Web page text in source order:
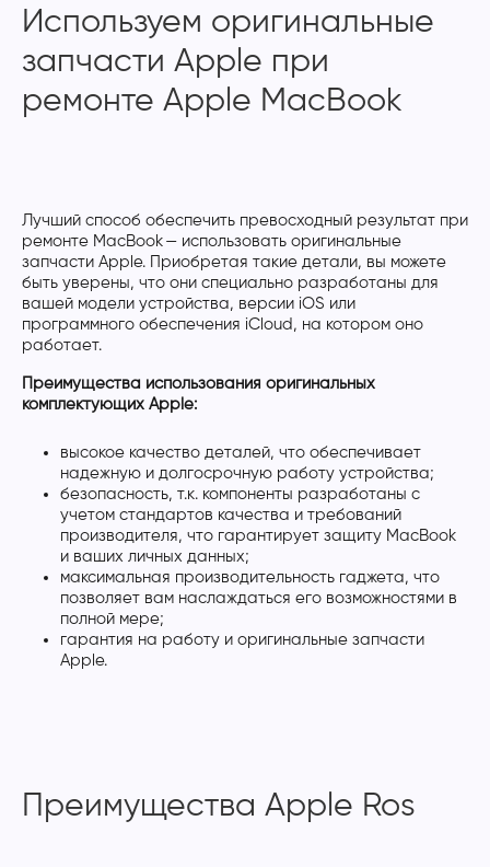
Используем оригинальные
запчасти Apple при
ремонте Apple MacBook
Лучший способ обеспечить превосходный результат при
ремонте MacBook — использовать оригинальные
запчасти Apple. Приобретая такие детали, вы можете
быть уверены, что они специально разработаны для
вашей модели устройства, версии iOS или
программного обеспечения iCloud, на котором оно
работает.
Преимущества использования оригинальных
комплектующих Apple:
высокое качество деталей, что обеспечивает
надежную и долгосрочную работу устройства;
безопасность, т.к. компоненты разработаны с
учетом стандартов качества и требований
производителя, что гарантирует защиту MacBook
и ваших личных данных;
максимальная производительность гаджета, что
позволяет вам наслаждаться его возможностями в
полной мере;
гарантия на работу и оригинальные запчасти
Apple.
Преимущества Apple Ros